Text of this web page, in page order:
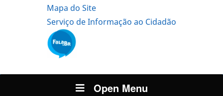
Mapa do Site
Serviço de Informação ao Cidadão
Open Menu